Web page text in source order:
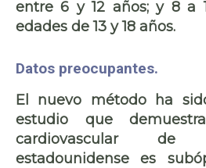
entre 6 y 12 años; y 8 a
edades de 13 y 18 años.
Datos preocupantes.
El nuevo método ha
estudio que
cardiovascular
estadounidense es